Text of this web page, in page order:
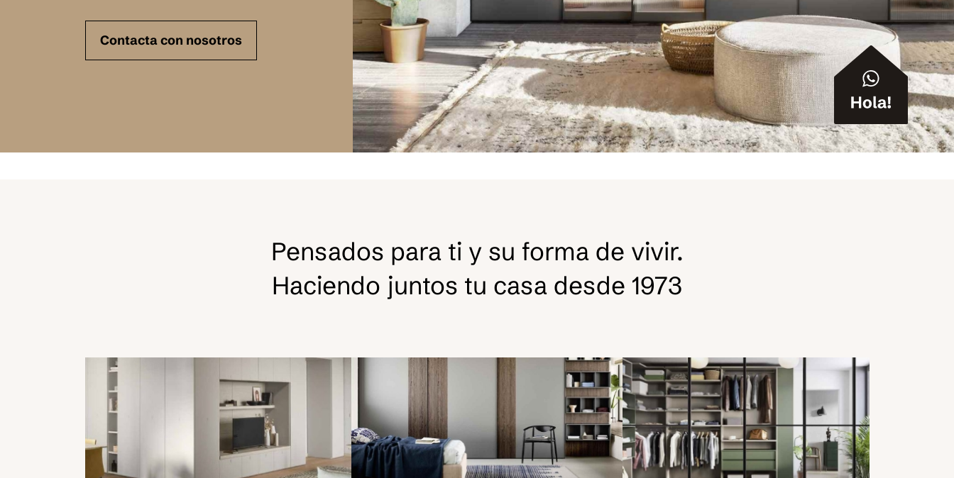
Contacta con nosotros
Pensados para ti y su forma de vivir.
Haciendo juntos tu casa desde 1973